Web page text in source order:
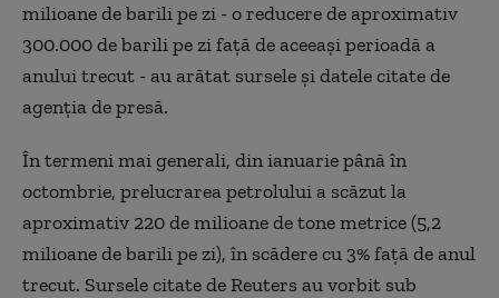
milioane de barili pe zi - o reducere de aproximativ
300.000 de barili pe zi față de aceeași perioadă a
anului trecut - au arătat sursele și datele citate de
agenția de presă.
În termeni mai generali, din ianuarie până în
octombrie, prelucrarea petrolului a scăzut la
aproximativ 220 de milioane de tone metrice (5,2
milioane de barili pe zi), în scădere cu 3% față de anul
trecut. Sursele citate de Reuters au vorbit sub